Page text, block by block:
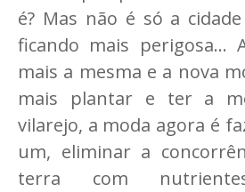
é? Mas não é só a
ficando mais perigosa...
mais a mesma e a nova
mais plantar e ter a
vilarejo, a moda agora é
um, eliminar a
terra com